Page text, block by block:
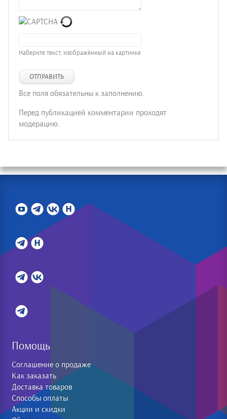
Наберите текст, изображённый на картинке
ОТПРАВИТЬ
Все поля обязательны к заполнению.
Перед публикацией комментарии проходят
модерацию.
Помощь
Соглашение о продаже
Как заказать
Доставка товаров
Способы оплаты
Акции и скидки